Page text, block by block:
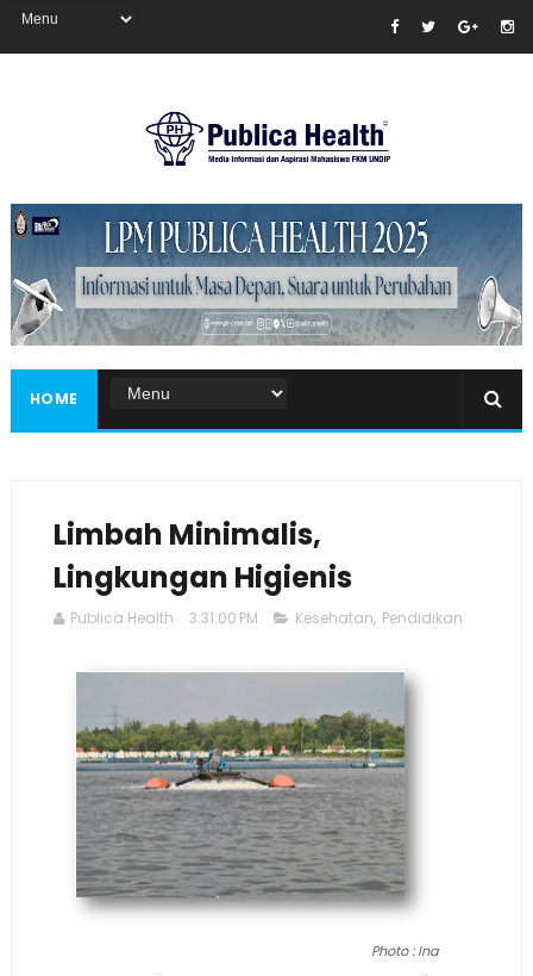
Masukkan iklan disini!
HOME
Limbah Minimalis,
Lingkungan Higienis
Publica Health 3:31:00 PM Kesehatan, Pendidikan
Photo : Ina